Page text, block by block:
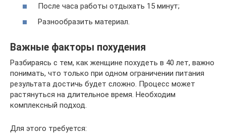
После часа работы отдыхать 15 минут;
Разнообразить материал.
Важные факторы похудения
Разбираясь с тем, как женщине похудеть в 40 лет, важно
понимать, что только при одном ограничении питания
результата достичь будет сложно. Процесс может
растянуться на длительное время. Необходим
комплексный подход.
Для этого требуется: